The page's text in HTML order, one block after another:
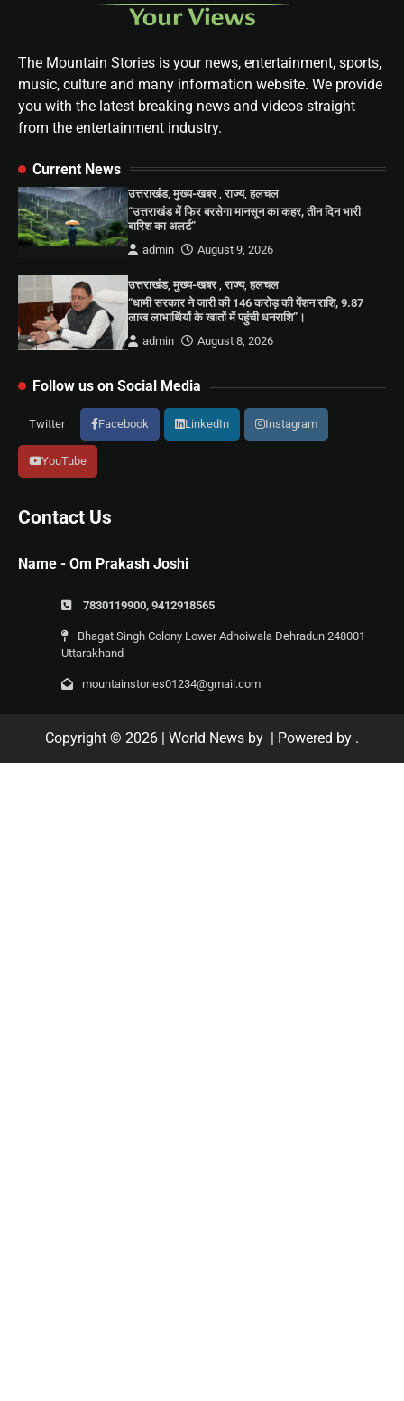
The Mountain Stories is your news, entertainment, sports,
music, culture and many information website. We provide
you with the latest breaking news and videos straight
from the entertainment industry.
Current News
उत्तराखंड,मुख्य-खबर ,राज्य,हलचल
“उत्तराखंड में फिर बरसेगा मानसून का कहर, तीन दिन भारी
बारिश का अलर्ट”
admin
August 9, 2026
उत्तराखंड,मुख्य-खबर ,राज्य,हलचल
“धामी सरकार ने जारी की 146 करोड़ की पेंशन राशि, 9.87
लाख लाभार्थियों के खातों में पहुंची धनराशि”।
admin
August 8, 2026
Follow us on Social Media
Twitter Facebook LinkedIn Instagram
YouTube
Contact Us
Name - Om Prakash Joshi
7830119900, 9412918565
Bhagat Singh Colony Lower Adhoiwala Dehradun 248001
Uttarakhand
mountainstories01234@gmail.com
Copyright © 2026 | World News by | Powered by .